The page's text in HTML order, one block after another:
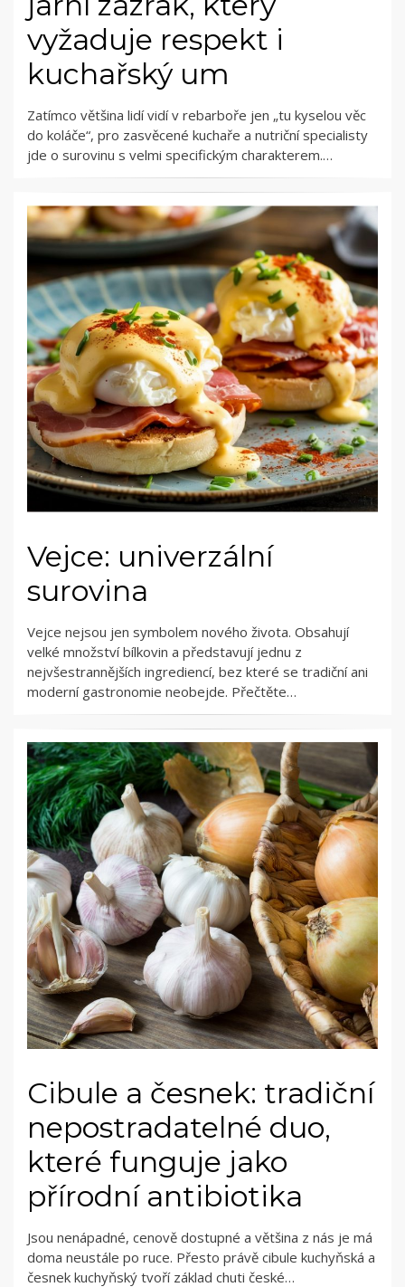
vyžaduje respekt i
kuchařský um
Zatímco většina lidí vidí v rebarboře jen „tu kyselou věc
do koláče“, pro zasvěcené kuchaře a nutriční specialisty
jde o surovinu s velmi specifickým charakterem.…
Vejce: univerzální
surovina
Vejce nejsou jen symbolem nového života. Obsahují
velké množství bílkovin a představují jednu z
nejvšestrannějších ingrediencí, bez které se tradiční ani
moderní gastronomie neobejde. Přečtěte…
Cibule a česnek: tradiční
nepostradatelné duo,
které funguje jako
přírodní antibiotika
Jsou nenápadné, cenově dostupné a většina z nás je má
doma neustále po ruce. Přesto právě cibule kuchyňská a
česnek kuchyňský tvoří základ chuti české…